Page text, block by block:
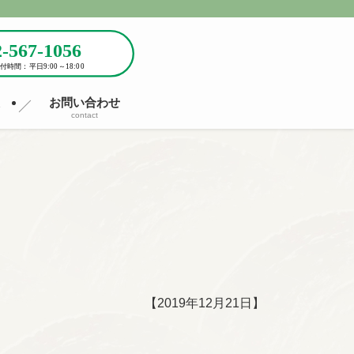
お問い合わせ
contact
【2019年12月21日】